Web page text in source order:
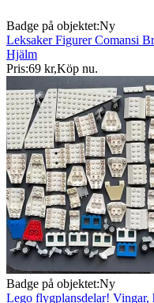
Badge på objektet:Ny
Leksaker Figurer Comansi
Hjälm
Pris:69 kr,Köp nu.
Badge på objektet:Ny
Lego flygplansdelar! Vingar,